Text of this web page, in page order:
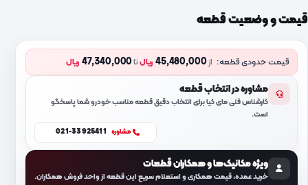
قیمت و وضعیت قطعه
قیمت حدودی قطعه: از45,480,000 ریالتا47,340,000 ریال
مشاوره در انتخاب قطعه
کارشناس فنی مای کیا برای انتخاب دقیق قطعه مناسب خودرو شما پاسخگو
است.
مشاوره 021-33925411
ویژه مکانیک‌ها و همکاران قطعات
خرید عمده، قیمت همکاری و استعلام سریع این قطعه از واحد فروش همکاران.